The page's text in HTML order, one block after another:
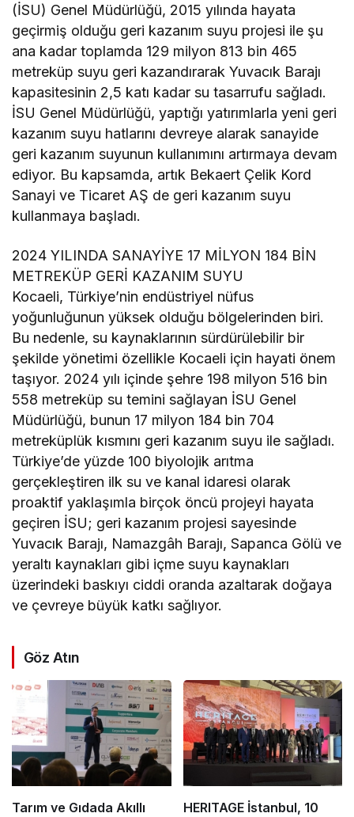
(İSU) Genel Müdürlüğü, 2015 yılında hayata
geçirmiş olduğu geri kazanım suyu projesi ile şu
ana kadar toplamda 129 milyon 813 bin 465
metreküp suyu geri kazandırarak Yuvacık Barajı
kapasitesinin 2,5 katı kadar su tasarrufu sağladı.
İSU Genel Müdürlüğü, yaptığı yatırımlarla yeni geri
kazanım suyu hatlarını devreye alarak sanayide
geri kazanım suyunun kullanımını artırmaya devam
ediyor. Bu kapsamda, artık Bekaert Çelik Kord
Sanayi ve Ticaret AŞ de geri kazanım suyu
kullanmaya başladı.
2024 YILINDA SANAYİYE 17 MİLYON 184 BİN
METREKÜP GERİ KAZANIM SUYU
Kocaeli, Türkiye’nin endüstriyel nüfus
yoğunluğunun yüksek olduğu bölgelerinden biri.
Bu nedenle, su kaynaklarının sürdürülebilir bir
şekilde yönetimi özellikle Kocaeli için hayati önem
taşıyor. 2024 yılı içinde şehre 198 milyon 516 bin
558 metreküp su temini sağlayan İSU Genel
Müdürlüğü, bunun 17 milyon 184 bin 704
metreküplük kısmını geri kazanım suyu ile sağladı.
Türkiye’de yüzde 100 biyolojik arıtma
gerçekleştiren ilk su ve kanal idaresi olarak
proaktif yaklaşımla birçok öncü projeyi hayata
geçiren İSU; geri kazanım projesi sayesinde
Yuvacık Barajı, Namazgâh Barajı, Sapanca Gölü ve
yeraltı kaynakları gibi içme suyu kaynakları
üzerindeki baskıyı ciddi oranda azaltarak doğaya
ve çevreye büyük katkı sağlıyor.
Göz Atın
Tarım ve Gıdada Akıllı
HERITAGE İstanbul, 10